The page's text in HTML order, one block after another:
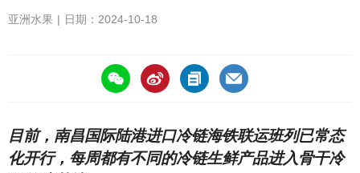
亚洲水果 日期：2024-10-18
https://asiafruitchina.net/28695.html
目前，南昌国际陆港进口冷链海铁联运班列已常态
化开行，每周都有不同的冷链生鲜产品进入骨干冷